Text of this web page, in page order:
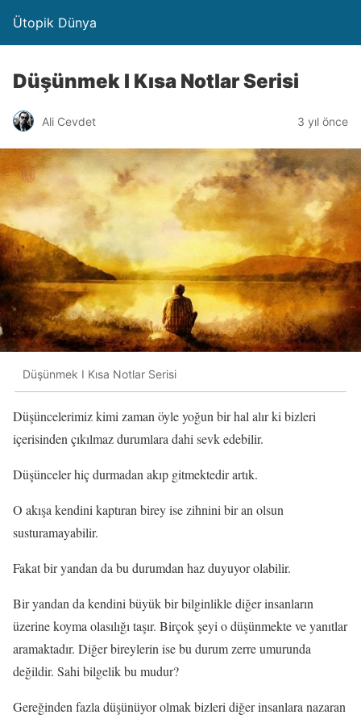
Ütopik Dünya
Düşünmek I Kısa Notlar Serisi
Ali Cevdet 3 yıl önce
Düşünmek I Kısa Notlar Serisi
Düşüncelerimiz kimi zaman öyle yoğun bir hal alır ki bizleri
içerisinden çıkılmaz durumlara dahi sevk edebilir.
Düşünceler hiç durmadan akıp gitmektedir artık.
O akışa kendini kaptıran birey ise zihnini bir an olsun
susturamayabilir.
Fakat bir yandan da bu durumdan haz duyuyor olabilir.
Bir yandan da kendini büyük bir bilginlikle diğer insanların
üzerine koyma olasılığı taşır. Birçok şeyi o düşünmekte ve yanıtlar
aramaktadır. Diğer bireylerin ise bu durum zerre umurunda
değildir. Sahi bilgelik bu mudur?
Gereğinden fazla düşünüyor olmak bizleri diğer insanlara nazaran